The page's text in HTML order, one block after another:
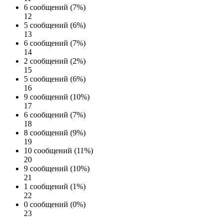
6 сообщений (7%)
12
5 сообщений (6%)
13
6 сообщений (7%)
14
2 сообщений (2%)
15
5 сообщений (6%)
16
9 сообщений (10%)
17
6 сообщений (7%)
18
8 сообщений (9%)
19
10 сообщений (11%)
20
9 сообщений (10%)
21
1 сообщений (1%)
22
0 сообщений (0%)
23